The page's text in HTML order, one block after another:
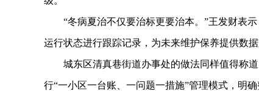
“冬病夏治不仅要治标更要治本。”王发财表示
运行状态进行跟踪记录，为未来维护保养提供数据
城东区清真巷街道办事处的做法同样值得称道
行“一小区一台账、一问题一措施”管理模式，明